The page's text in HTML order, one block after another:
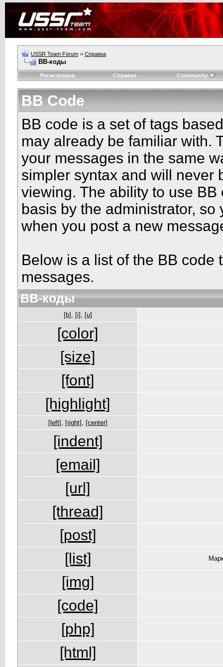
USSR Team Forum > Справка
BB-коды
Регистрация Справка Community
BB Code
BB code is a set of tags
may already be familiar with.
your messages in the same
simpler syntax and will never
viewing. The ability to use
basis by the administrator,
when you post a new
Below is a list of the BB code
messages.
BB-коды
[b] , [i] , [u]
[color]
[size]
[font]
[highlight]
[left] , [right] , [center]
[indent]
[email]
[url]
[thread]
[post]
[list]
[img]
[code]
[php]
[html]